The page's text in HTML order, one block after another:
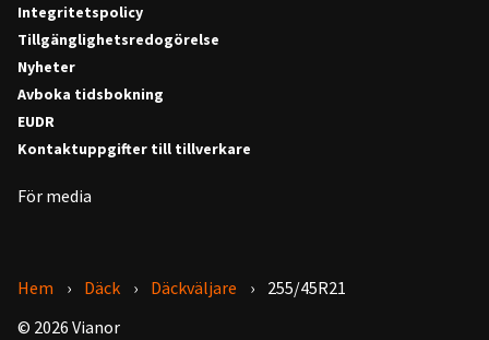
Integritetspolicy
Tillgänglighetsredogörelse
Nyheter
Avboka tidsbokning
EUDR
Kontaktuppgifter till tillverkare
För media
Hem Däck Däckväljare
255/45R21
© 2026 Vianor